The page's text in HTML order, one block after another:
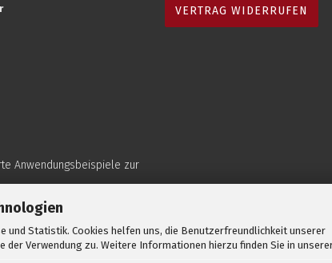
und Statistik. Cookies helfen uns, die Benutzerfreundlichkeit unserer
Verwendung zu. Weitere Informationen hierzu finden Sie in
Anwendungsbeispiele zur
VERTRAG WIDERRUFEN